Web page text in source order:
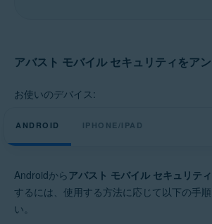
アバスト モバイル セキュリティをア
お使いのデバイス:
ANDROID IPHONE/IPAD
Androidからアバスト モバイル セキュリティ
するには、使用する方法に応じて以下の手
い。